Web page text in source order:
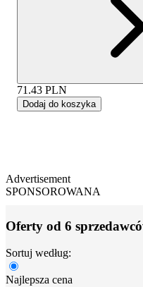
71.43 PLN
Dodaj do koszyka
Advertisement
SPONSOROWANA
Oferty od 6
Sortuj według:
Najlepsza cena